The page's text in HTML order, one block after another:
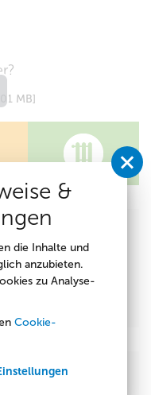
MB]
&
die Inhalte und
anzubieten.
zu Analyse-
Cookie-